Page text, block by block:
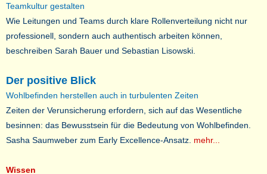
Teamkultur gestalten
Wie Leitungen und Teams durch klare Rollenverteilung nicht nur
professionell, sondern auch authentisch arbeiten können,
beschreiben Sarah Bauer und Sebastian Lisowski.
Der positive Blick
Wohlbefinden herstellen auch in turbulenten Zeiten
Zeiten der Verunsicherung erfordern, sich auf das Wesentliche
besinnen: das Bewusstsein für die Bedeutung von Wohlbefinden.
Sasha Saumweber zum Early Excellence-Ansatz. mehr...
Wissen